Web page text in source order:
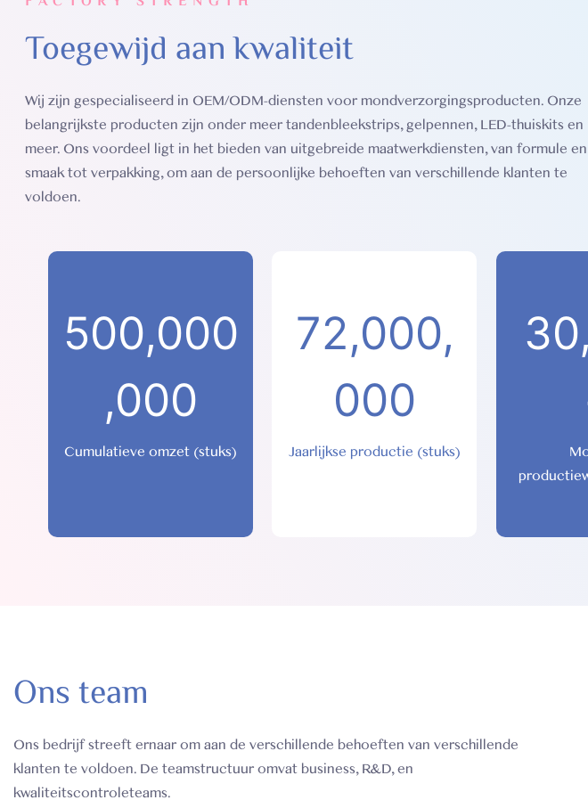
Toegewijd aan kwaliteit
Wij zijn gespecialiseerd in OEM/ODM-diensten voor mondverzorgingsproducten. Onze
belangrijkste producten zijn onder meer tandenbleekstrips, gelpennen, LED-thuiskits en
meer. Ons voordeel ligt in het bieden van uitgebreide maatwerkdiensten, van formule en
smaak tot verpakking, om aan de persoonlijke behoeften van verschillende klanten te
voldoen.
500,000
,000
Cumulatieve omzet (stuks)
72,000,
000
Jaarlijkse productie (stuks)
Ons team
Ons bedrijf streeft ernaar om aan de verschillende behoeften van verschillende
klanten te voldoen. De teamstructuur omvat business, R&D, en
kwaliteitscontroleteams.